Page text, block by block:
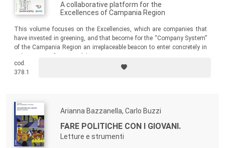
A collaborative platform for the
Excellences of Campania Region
This volume focuses on the Excellencies, which are companies that
have invested in greening, and that become for the “Company System”
of the Campania Region an irreplaceable beacon to enter concretely in
cod.
378.1
Arianna Bazzanella, Carlo Buzzi
FARE POLITICHE CON I GIOVANI.
Letture e strumenti